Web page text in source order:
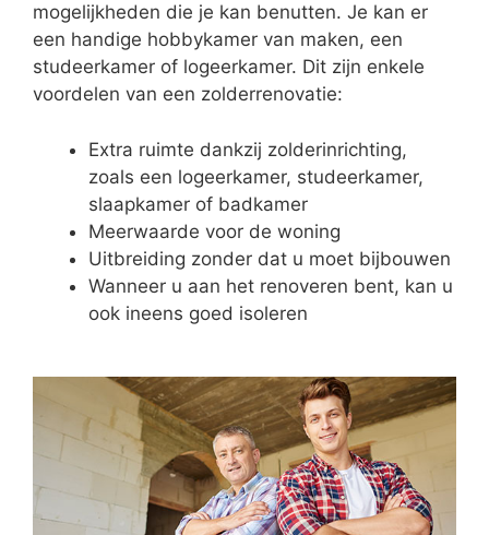
mogelijkheden die je kan benutten. Je kan er
een handige hobbykamer van maken, een
studeerkamer of logeerkamer. Dit zijn enkele
voordelen van een zolderrenovatie:
Extra ruimte dankzij zolderinrichting,
zoals een logeerkamer, studeerkamer,
slaapkamer of badkamer
Meerwaarde voor de woning
Uitbreiding zonder dat u moet bijbouwen
Wanneer u aan het renoveren bent, kan u
ook ineens goed isoleren